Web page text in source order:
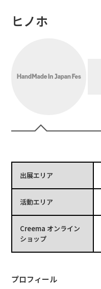
ヒノホ
出展エリア
活動エリア
Creema オンライン
ショップ
プロフィール